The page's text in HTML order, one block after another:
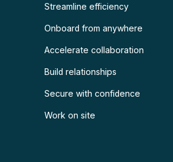
Streamline efficiency
Onboard from anywhere
Accelerate collaboration
Build relationships
Secure with confidence
Work on site